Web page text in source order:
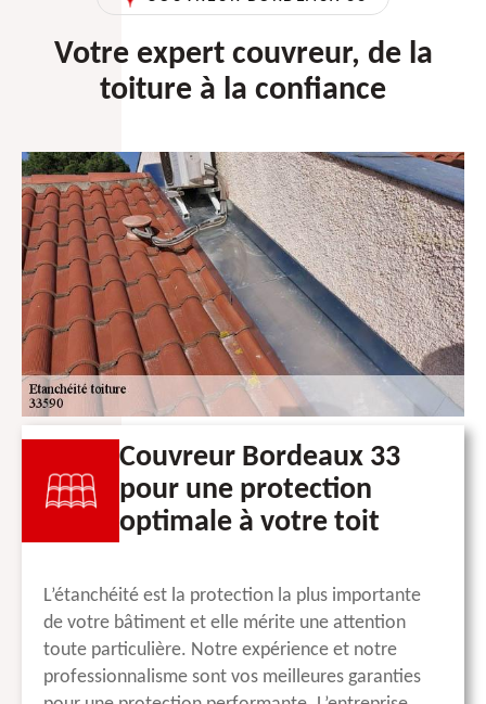
Votre expert couvreur, de la
toiture à la confiance
Couvreur Bordeaux 33
pour une protection
optimale à votre toit
L’étanchéité est la protection la plus importante
de votre bâtiment et elle mérite une attention
toute particulière. Notre expérience et notre
professionnalisme sont vos meilleures garanties